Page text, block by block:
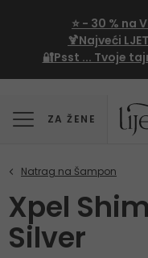
⭐ - 30 % na
🍹Najveći
🔐Psst ... Tvoje
ZA ŽENE
Xpel
Silver